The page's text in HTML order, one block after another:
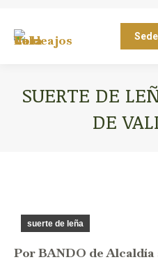
SUERTE DE
DE
suerte de leña
Por BANDO de